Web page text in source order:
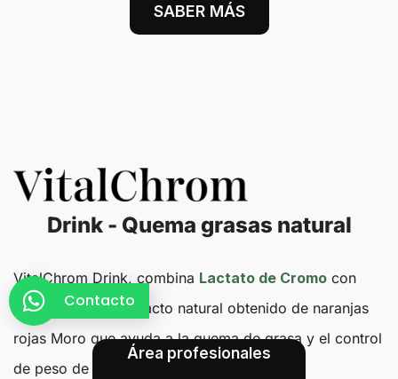
SABER MÁS
Drink - Quema grasas natural
VitalChrom Drink, combina Lactato de Cromo con
MOROSIL® , un extracto natural obtenido de naranjas
rojas Moro que ayuda a la quema de grasa y el control
de peso de manera natural.
Contacto
Área profesionales